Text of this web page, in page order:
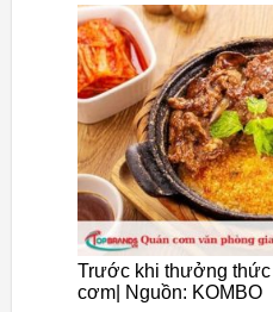
Trước khi thưởng thức
cơm| Nguồn: KOMBO